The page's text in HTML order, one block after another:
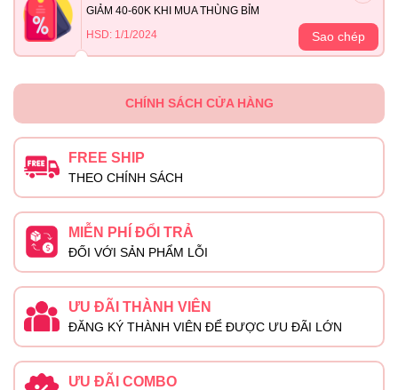
GIẢM 40-60K KHI MUA THÙNG BỈM
HSD: 1/1/2024
Sao chép
CHÍNH SÁCH CỬA HÀNG
FREE SHIP
THEO CHÍNH SÁCH
MIỄN PHÍ ĐỔI TRẢ
ĐỐI VỚI SẢN PHẨM LỖI
ƯU ĐÃI THÀNH VIÊN
ĐĂNG KÝ THÀNH VIÊN ĐỂ ĐƯỢC ƯU ĐÃI LỚN
ƯU ĐÃI COMBO